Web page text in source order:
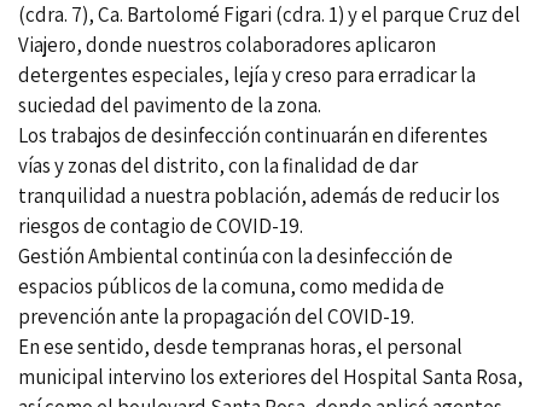
(cdra. 7), Ca. Bartolomé Figari (cdra. 1) y el parque Cruz del
Viajero, donde nuestros colaboradores aplicaron
detergentes especiales, lejía y creso para erradicar la
suciedad del pavimento de la zona.
Los trabajos de desinfección continuarán en diferentes
vías y zonas del distrito, con la finalidad de dar
tranquilidad a nuestra población, además de reducir los
riesgos de contagio de COVID-19.
Gestión Ambiental continúa con la desinfección de
espacios públicos de la comuna, como medida de
prevención ante la propagación del COVID-19.
En ese sentido, desde tempranas horas, el personal
municipal intervino los exteriores del Hospital Santa Rosa,